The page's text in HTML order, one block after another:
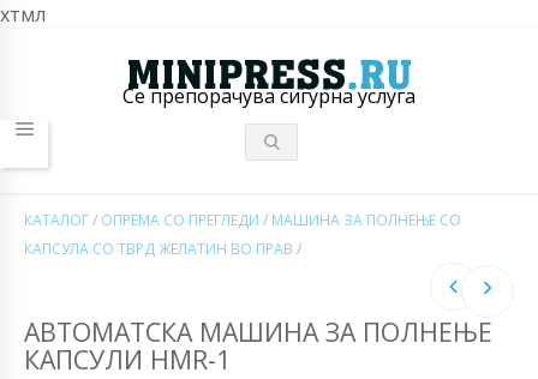
хтмл
Се препорачува сигурна услуга
КАТАЛОГ/ ОПРЕМА СО ПРЕГЛЕДИ / МАШИНА ЗА ПОЛНЕЊЕ СО
КАПСУЛА СО ТВРД ЖЕЛАТИН ВО ПРАВ /
АВТОМАТСКА МАШИНА ЗА ПОЛНЕЊЕ
КАПСУЛИ HMR-1